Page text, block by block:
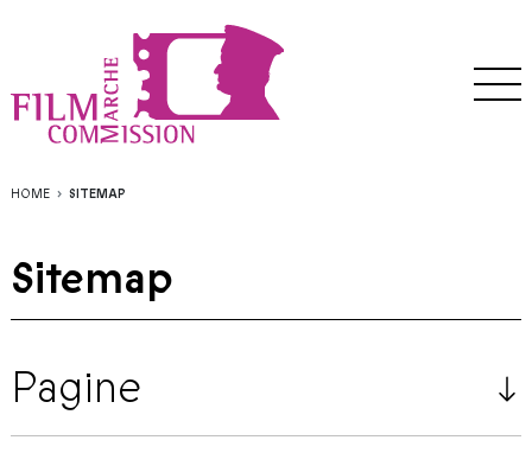
HOME SITEMAP
Sitemap
Pagine